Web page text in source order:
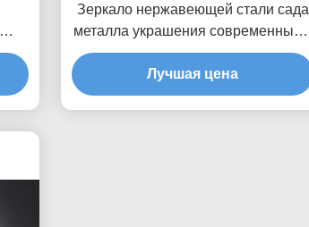
Зеркало нержавеющей стали сада
металла украшения современными
отполированное скульптурами
Лучшая цена